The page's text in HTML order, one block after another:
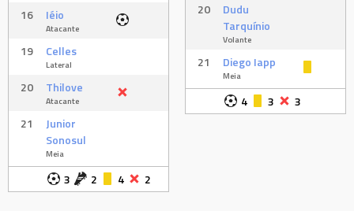
16 Iéio
Atacante
19 Celles
Lateral
20 Thilove
Atacante
21
Junior
Sonosul
Meia
3 2 4 2
20
Dudu
Tarquínio
Volante
21 Diego Iapp
Meia
4 3 3